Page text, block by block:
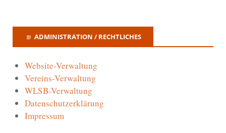
ADMINISTRATION / RECHTLICHES
Website-Verwaltung
Vereins-Verwaltung
WLSB-Verwaltung
Datenschutzerklärung
Impressum